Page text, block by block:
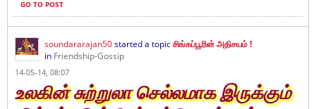
GO TO POST
soundararajan50started a topicசிங்கப்பூரின் அதிசயம் !
in Friendship-Gossip
14-05-14, 08:07
உலகின் சுற்றுலா செல்லமாக இருக்கும்